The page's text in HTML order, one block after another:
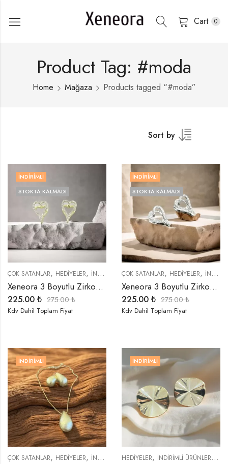
Cart 0
Product Tag: #moda
Home Mağaza Products tagged “#moda”
Sort by
İNDIRIMLI
STOKTA KALMADI
ÇOK SATANLAR, HEDIYELER, İNDIRIMLI ÜRÜNLER ,KÜPELER,SEMBOLLER,
Xeneora 3 Boyutlu Zirkon Taşlı Gold Kalp Küpe
225.00 ₺ 275.00₺
Kdv Dahil Toplam Fiyat
İNDIRIMLI
STOKTA KALMADI
ÇOK SATANLAR, HEDIYELER, İNDIRIMLI ÜRÜNLER
Xeneora 3 Boyutlu Zirkon Taşlı Gümüş Renk Kalp Küpe
225.00 ₺ 275.00₺
Kdv Dahil Toplam Fiyat
İNDIRIMLI
ÇOK SATANLAR, HEDIYELER, İNDIRIMLI ÜRÜNLER ,KOLYELER,KÜPELER,ÖZEL
İNDIRIMLI
HEDIYELER, İNDIRIMLI ÜRÜNLER,